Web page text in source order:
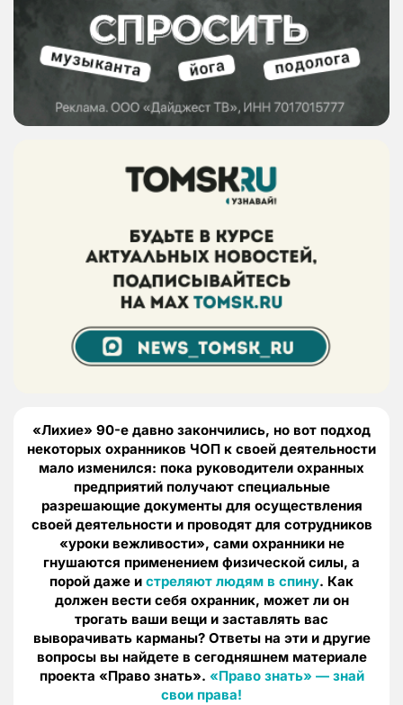
«Лихие» 90-е давно закончились, но вот подход
некоторых охранников ЧОП к своей деятельности
мало изменился: пока руководители охранных
предприятий получают специальные
разрешающие документы для осуществления
своей деятельности и проводят для сотрудников
«уроки вежливости», сами охранники не
гнушаются применением физической силы, а
порой даже и стреляют людям в спину. Как
должен вести себя охранник, может ли он
трогать ваши вещи и заставлять вас
выворачивать карманы? Ответы на эти и другие
вопросы вы найдете в сегодняшнем материале
проекта «Право знать». «Право знать» —знай
свои права!